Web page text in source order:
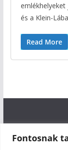
Fontosnak
emlékhelyeket
és a Klein-
Read More